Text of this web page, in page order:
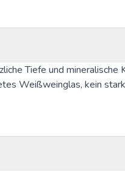
Tiefe und
Weißweinglas, kein